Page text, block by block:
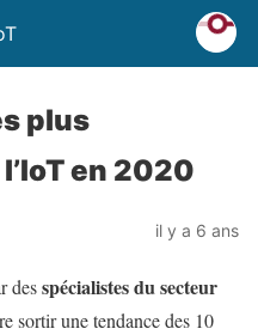
plus
en 2020
il y a 6 ans
desspécialistes du secteur
sortir une tendance des 10